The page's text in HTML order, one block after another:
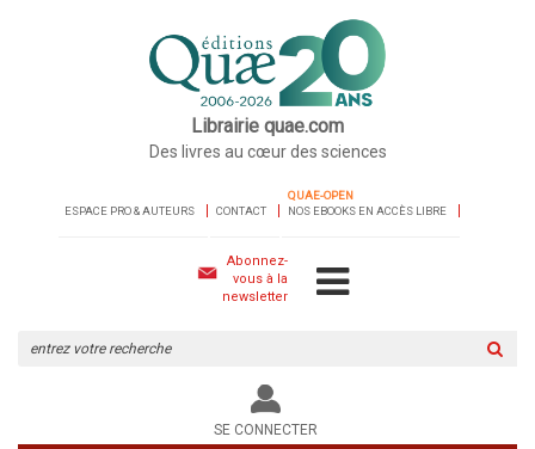
Librairie quae.com
Des livres au cœur des sciences
ESPACE PRO & AUTEURS CONTACT
QUAE-OPEN
NOS EBOOKS EN ACCÈS LIBRE
Abonnez-
vous à la
newsletter
le
site
SE CONNECTER